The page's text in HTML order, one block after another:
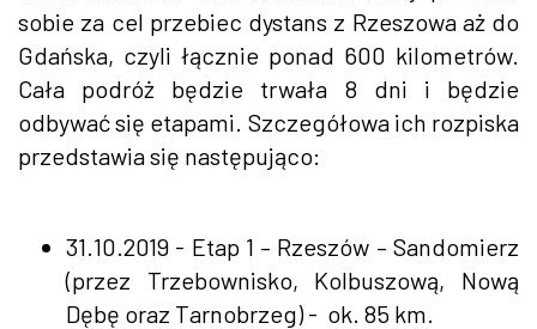
sobie za cel przebiec dystans z Rzeszowa aż do
Gdańska, czyli łącznie ponad 600 kilometrów.
Cała podróż będzie trwała 8 dni i będzie
odbywać się etapami. Szczegółowa ich rozpiska
przedstawia się następująco:
31.10.2019 - Etap 1 – Rzeszów – Sandomierz
(przez Trzebownisko, Kolbuszową, Nową
Dębę oraz Tarnobrzeg) - ok. 85 km.